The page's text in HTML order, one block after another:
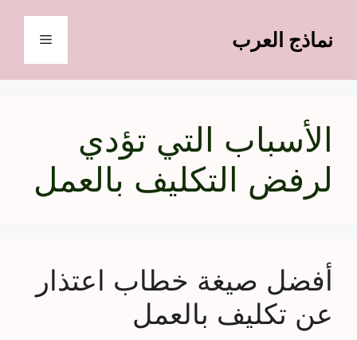
المحتوىنماذج العرب القائمة
الأسباب التي تؤدي
لرفض التكليف بالعمل
أفضل صيغة خطاب اعتذار
عن تكليف بالعمل